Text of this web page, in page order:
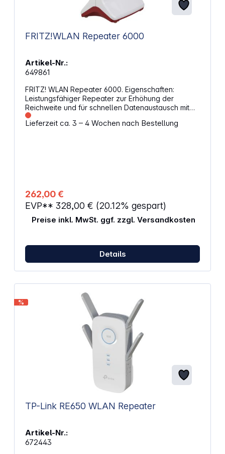
FRITZ!WLAN Repeater 6000
Artikel-Nr.:
649861
FRITZ! WLAN Repeater 6000. Eigenschaften:
Leistungsfähiger Repeater zur Erhöhung der
Reichweite und für schnellen Datenaustausch mit
mehreren Geräten im WLAN WLAN Mesh: Verbinden
Sie mehrere kompatible Geräte zu einem
Empfangsstärke Es wird das Internetprotokoll IPv6
unterstützt Einfache browserbasierte
Bedienoberfläche Optimal abgestimmt auf Fritz!
Box-Modelle
Lieferzeit ca. 3 – 4 Wochen nach Bestellung
262,00 €
EVP** 328,00 € (20.12% gespart)
Preise inkl. MwSt. ggf. zzgl. Versandkosten
Details
%
TP-Link RE650 WLAN Repeater
Artikel-Nr.:
672443